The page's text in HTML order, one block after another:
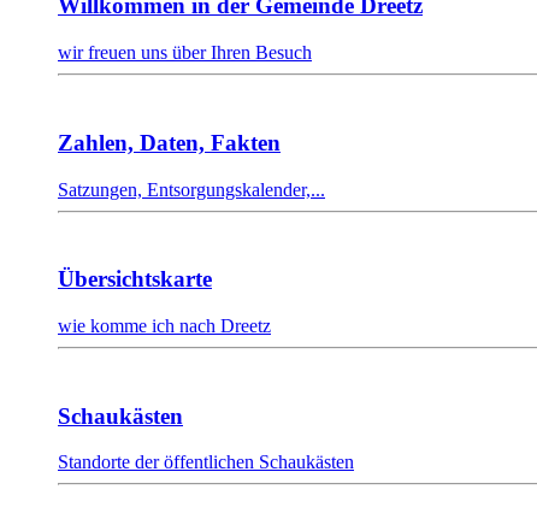
Willkommen in der Gemeinde Dreetz
wir freuen uns über Ihren Besuch
Zahlen, Daten, Fakten
Satzungen, Entsorgungskalender,...
Übersichtskarte
wie komme ich nach Dreetz
Schaukästen
Standorte der öffentlichen Schaukästen